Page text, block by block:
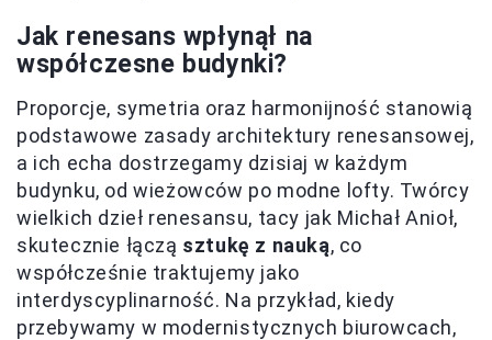
Jak renesans wpłynął na
współczesne budynki?
Proporcje, symetria oraz harmonijność stanowią
podstawowe zasady architektury renesansowej,
a ich echa dostrzegamy dzisiaj w każdym
budynku, od wieżowców po modne lofty. Twórcy
wielkich dzieł renesansu, tacy jak Michał Anioł,
skutecznie łączą sztukę z nauką, co
współcześnie traktujemy jako
interdyscyplinarność. Na przykład, kiedy
przebywamy w modernistycznych biurowcach,